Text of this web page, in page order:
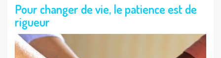
Pour changer de vie, le patience est de
rigueur